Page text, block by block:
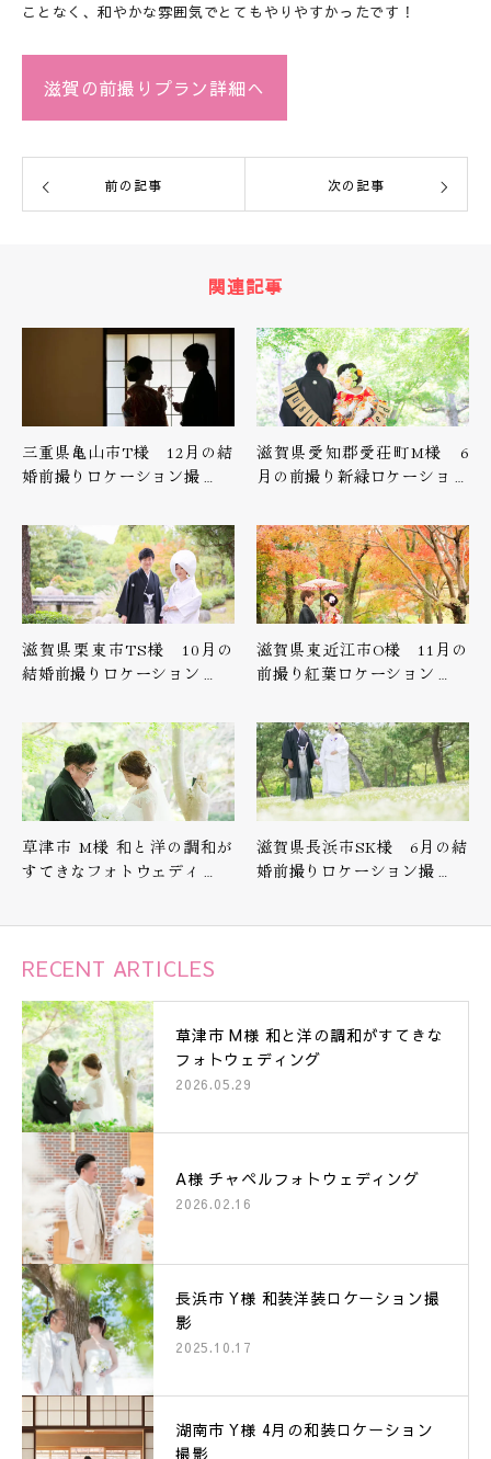
ことなく、和やかな雰囲気でとてもやりやすかったです！
滋賀の前撮りプラン詳細へ
前の記事 次の記事
関連記事
三重県亀山市T様 12月の結
婚前撮りロケーション撮…
滋賀県愛知郡愛荘町M様 6
月の前撮り新緑ロケーショ…
滋賀県栗東市TS様 10月の
結婚前撮りロケーション…
滋賀県東近江市O様 11月の
前撮り紅葉ロケーション…
草津市 M様 和と洋の調和が
すてきなフォトウェディ…
滋賀県長浜市SK様 6月の結
婚前撮りロケーション撮…
RECENT ARTICLES
草津市 M様 和と洋の調和がすてきな
フォトウェディング
2026.05.29
A様 チャペルフォトウェディング
2026.02.16
長浜市 Y様 和装洋装ロケーション撮
影
2025.10.17
湖南市 Y様 4月の和装ロケーション
撮影